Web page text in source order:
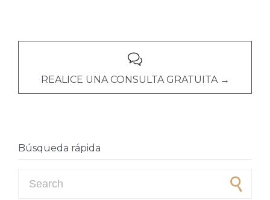

REALICE UNA CONSULTA GRATUITA →
Búsqueda rápida